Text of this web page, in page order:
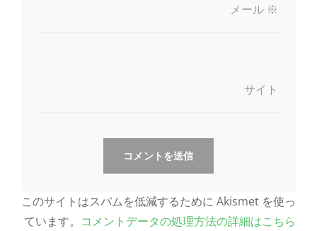
メール ※
サイト
このサイトはスパムを低減するために Akismet を使っ
ています。 コメントデータの処理方法の詳細はこちら